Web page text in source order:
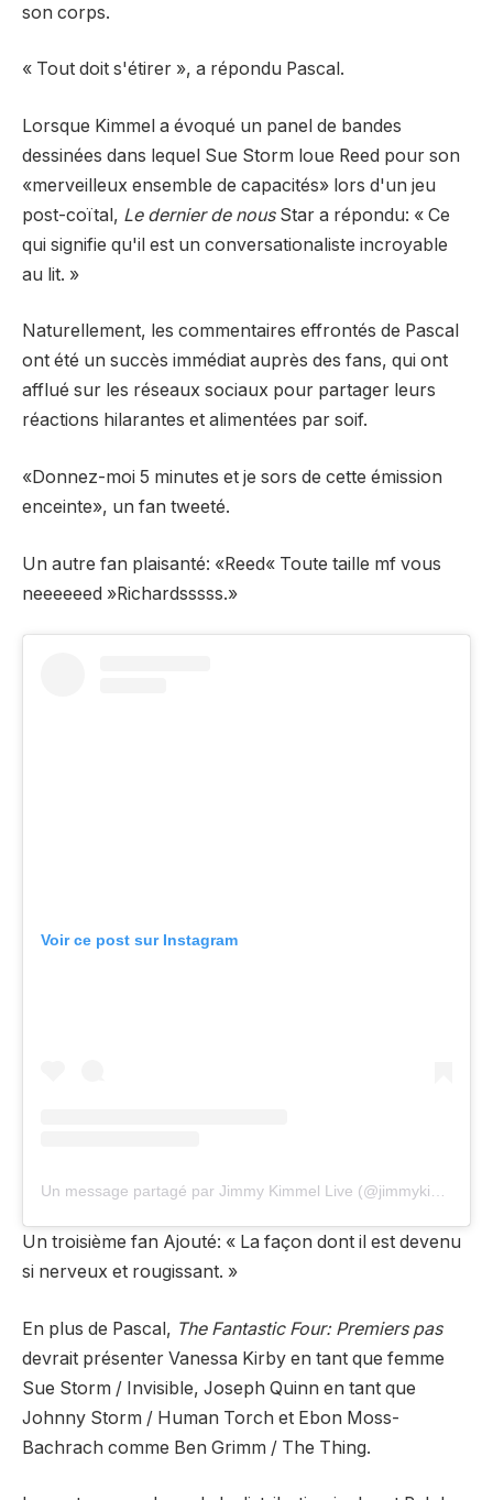
son corps.
« Tout doit s'étirer », a répondu Pascal.
Lorsque Kimmel a évoqué un panel de bandes
dessinées dans lequel Sue Storm loue Reed pour son
«merveilleux ensemble de capacités» lors d'un jeu
post-coïtal, Le dernier de nous Star a répondu: « Ce
qui signifie qu'il est un conversationaliste incroyable
au lit. »
Naturellement, les commentaires effrontés de Pascal
ont été un succès immédiat auprès des fans, qui ont
afflué sur les réseaux sociaux pour partager leurs
réactions hilarantes et alimentées par soif.
«Donnez-moi 5 minutes et je sors de cette émission
enceinte», un fan tweeté.
Un autre fan plaisanté: «Reed« Toute taille mf vous
neeeeeed »Richardsssss.»
Voir ce post sur Instagram
Un message partagé par Jimmy Kimmel Live (@jimmykimmellive)
Un troisième fan Ajouté: « La façon dont il est devenu
si nerveux et rougissant. »
En plus de Pascal, The Fantastic Four: Premiers pas
devrait présenter Vanessa Kirby en tant que femme
Sue Storm / Invisible, Joseph Quinn en tant que
Johnny Storm / Human Torch et Ebon Moss-
Bachrach comme Ben Grimm / The Thing.